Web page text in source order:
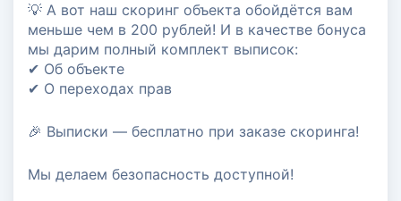
#проверка недвижимости
💡 А вот наш скоринг объекта обойдётся вам
меньше чем в 200 рублей! И в качестве бонуса
мы дарим полный комплект выписок:
✔ Об объекте
✔ О переходах прав
🎉 Выписки — бесплатно при заказе скоринга!
Мы делаем безопасность доступной!